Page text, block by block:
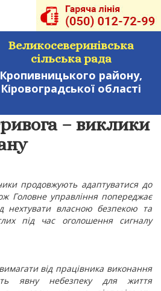
Великосеверинівська
сільська рада
Кропивницького району,
Кіровоградської області
– виклики
продовжують адаптуватися до
Головне управління попереджає
нехтувати власною безпекою та
під час оголошення сигналу
від працівника виконання
явну небезпеку для життя